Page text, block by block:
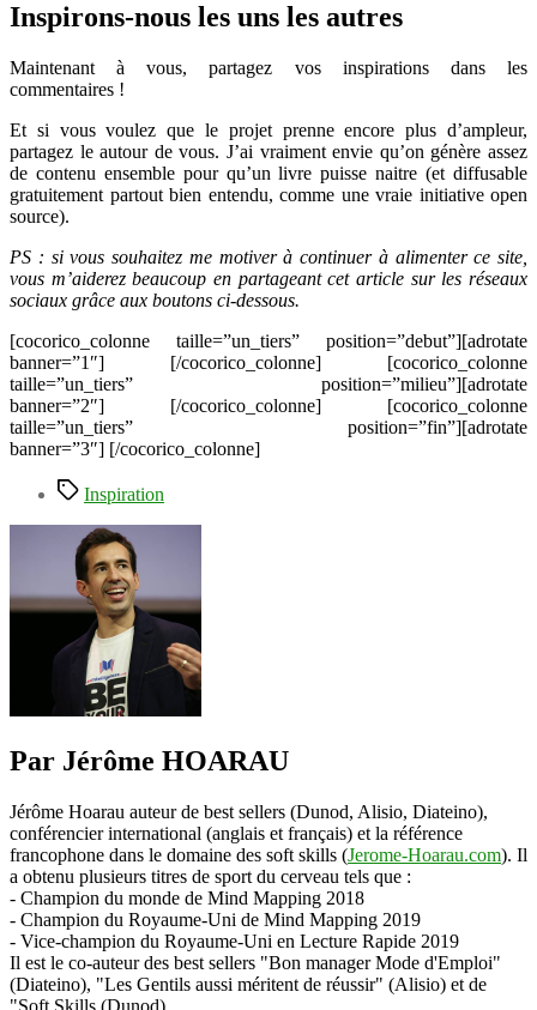
Inspirons-nous les uns les autres
Maintenant à vous, partagez vos inspirations dans les
commentaires !
Et si vous voulez que le projet prenne encore plus d’ampleur,
partagez le autour de vous. J’ai vraiment envie qu’on génère assez
de contenu ensemble pour qu’un livre puisse naitre (et diffusable
gratuitement partout bien entendu, comme une vraie initiative open
source).
PS : si vous souhaitez me motiver à continuer à alimenter ce site,
vous m’aiderez beaucoup en partageant cet article sur les réseaux
sociaux grâce aux boutons ci-dessous.
[cocorico_colonne taille=”un_tiers” position=”debut”][adrotate
banner=”1″] [/cocorico_colonne] [cocorico_colonne
taille=”un_tiers” position=”milieu”][adrotate
banner=”2″] [/cocorico_colonne] [cocorico_colonne
taille=”un_tiers” position=”fin”][adrotate
banner=”3″] [/cocorico_colonne]
Étiquettes
Inspiration
Par Jérôme HOARAU
Jérôme Hoarau auteur de best sellers (Dunod, Alisio, Diateino),
conférencier international (anglais et français) et la référence
francophone dans le domaine des soft skills (Jerome-Hoarau.com). Il
a obtenu plusieurs titres de sport du cerveau tels que :
- Champion du monde de Mind Mapping 2018
- Champion du Royaume-Uni de Mind Mapping 2019
- Vice-champion du Royaume-Uni en Lecture Rapide 2019
Il est le co-auteur des best sellers "Bon manager Mode d'Emploi"
(Diateino), "Les Gentils aussi méritent de réussir" (Alisio) et de
"Soft Skills (Dunod).